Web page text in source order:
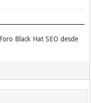
Black Hat SEO desde